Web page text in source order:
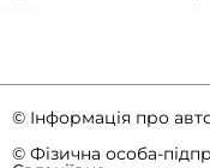
© Інформація про
© Фізична особа-